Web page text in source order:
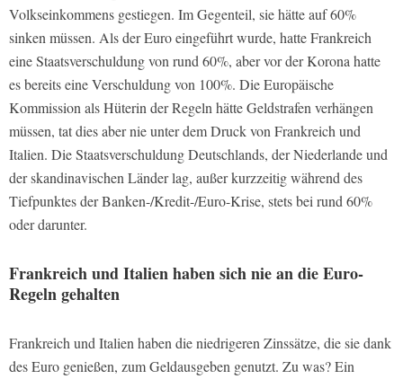
Volkseinkommens gestiegen. Im Gegenteil, sie hätte auf 60%
sinken müssen. Als der Euro eingeführt wurde, hatte Frankreich
eine Staatsverschuldung von rund 60%, aber vor der Korona hatte
es bereits eine Verschuldung von 100%. Die Europäische
Kommission als Hüterin der Regeln hätte Geldstrafen verhängen
müssen, tat dies aber nie unter dem Druck von Frankreich und
Italien. Die Staatsverschuldung Deutschlands, der Niederlande und
der skandinavischen Länder lag, außer kurzzeitig während des
Tiefpunktes der Banken-/Kredit-/Euro-Krise, stets bei rund 60%
oder darunter.
Frankreich und Italien haben sich nie an die Euro-
Regeln gehalten
Frankreich und Italien haben die niedrigeren Zinssätze, die sie dank
des Euro genießen, zum Geldausgeben genutzt. Zu was? Ein